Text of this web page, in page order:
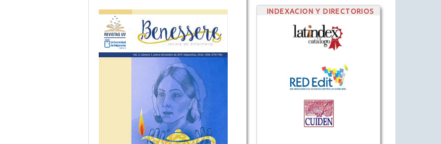
INDEXACION Y DIRECTORIOS